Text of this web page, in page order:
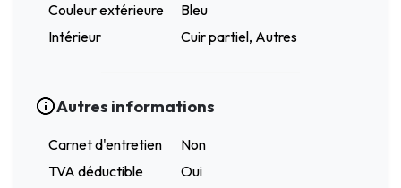
Couleur extérieure
Bleu
Intérieur
Cuir partiel, Autres
Autres informations
Carnet d'entretien
Non
TVA déductible
Oui